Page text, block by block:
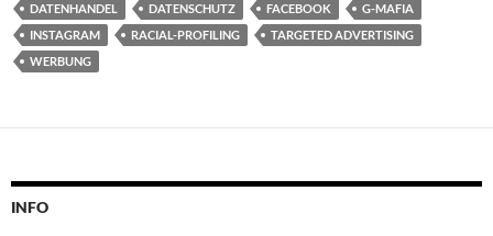
DATENHANDEL DATENSCHUTZ FACEBOOK
G-MAFIA
INSTAGRAM
RACIAL-PROFILING
TARGETED ADVERTISING
WERBUNG
INFO